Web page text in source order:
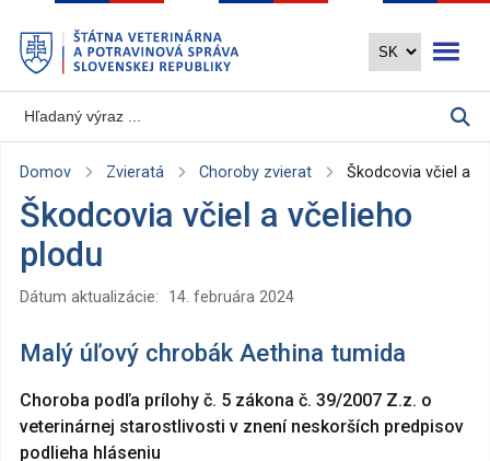
hlavný
obsah
Domov Zvieratá Choroby zvierat Škodcovia včiel a
Škodcovia včiel a včelieho
plodu
Dátum aktualizácie: 14. februára 2024
Malý úľový chrobák Aethina tumida
Choroba podľa prílohy č. 5 zákona č. 39/2007 Z.z. o
veterinárnej starostlivosti v znení neskorších predpisov
podlieha hláseniu